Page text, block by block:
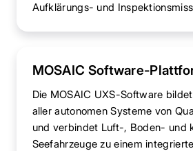
Aufklärungs- und
MOSAIC Software-
Die MOSAIC UXS-Software
aller autonomen Systeme von
und verbindet Luft-, Boden- und
Seefahrzeuge zu einem